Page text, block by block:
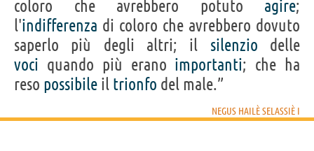
coloro che avrebbero potuto agire;
l'indifferenza di coloro che avrebbero dovuto
saperlo più degli altri; il silenzio delle
voci quando più erano importanti; che ha
reso possibile il trionfo del male.”
NEGUS HAILÈ SELASSIÈ I